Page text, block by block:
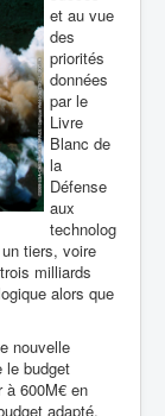
et au vue
des
priorités
données
par le
Livre
Blanc de
la
Défense
aux
technolog
tiers, voire
milliards
alors que
nouvelle
le budget
à 600M€ en
adapté,